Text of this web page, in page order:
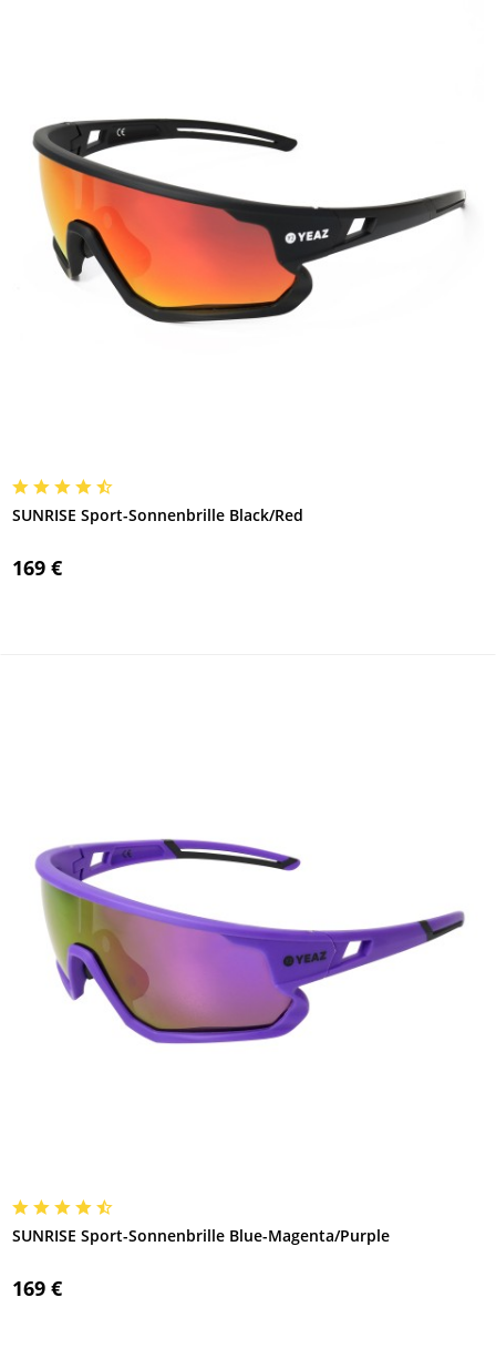
SUNRISE Sport-Sonnenbrille Black/Red
169 €
SUNRISE Sport-Sonnenbrille Blue-Magenta/Purple
169 €